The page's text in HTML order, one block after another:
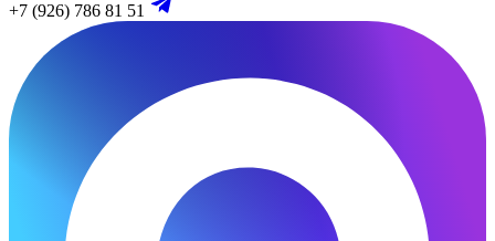
+7 (926) 786 81 51